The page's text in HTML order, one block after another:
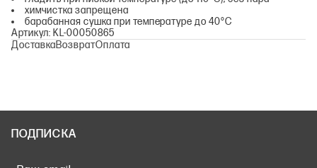
химчистка запрещена
барабанная сушка при температуре до 40°С
Артикул: KL-00050865
ДоставкаВозвратОплата
ПОДПИСКА